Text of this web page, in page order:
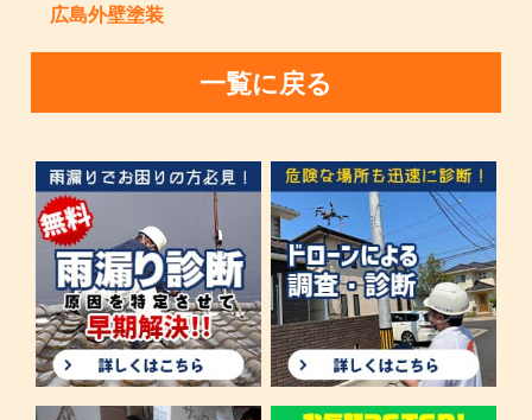
広島外壁塗装
一覧に戻る